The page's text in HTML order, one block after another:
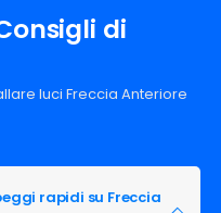
di
luci Freccia Anteriore
rapidi su Freccia